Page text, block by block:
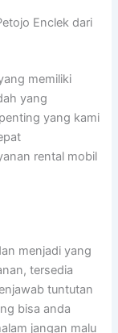
Enclek dari
memiliki
yang
yang kami
rental mobil
menjadi yang
tersedia
tuntutan
bisa anda
jangan malu